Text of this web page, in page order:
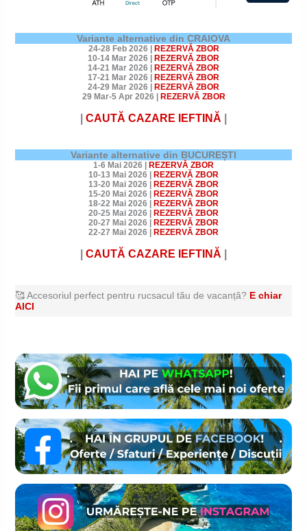
Variante alternative din CRAIOVA
24-28 Feb 2026 | REZERVĂ ZBOR
10-14 Mar 2026 | REZERVĂ ZBOR
14-21 Mar 2026 | REZERVĂ ZBOR
17-21 Mar 2026 | REZERVĂ ZBOR
24-29 Mar 2026 | REZERVĂ ZBOR
29 Mar-5 Apr 2026 | REZERVĂ ZBOR
CAUTĂ CAZARE IEFTINĂ
Variante alternative din BUCUREȘTI
1-6 Mai 2026 | REZERVĂ ZBOR
10-13 Mai 2026 | REZERVĂ ZBOR
13-20 Mai 2026 | REZERVĂ ZBOR
15-20 Mai 2026 | REZERVĂ ZBOR
18-22 Mai 2026 | REZERVĂ ZBOR
20-25 Mai 2026 | REZERVĂ ZBOR
20-27 Mai 2026 | REZERVĂ ZBOR
22-27 Mai 2026 | REZERVĂ ZBOR
CAUTĂ CAZARE IEFTINĂ
🥰 Accesoriul perfect pentru rucsacul tău de vacanță? E chiar
AICI